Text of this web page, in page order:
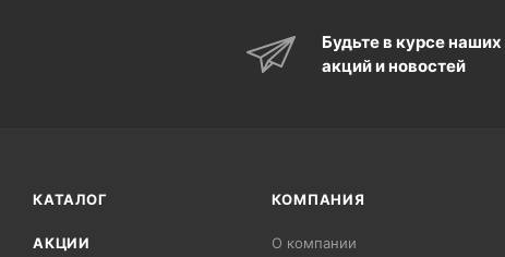
Будьте в курсе наших
акций и новостей
КАТАЛОГ
АКЦИИ
КОМПАНИЯ
О компании